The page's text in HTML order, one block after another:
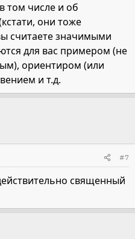
том числе и об
они тоже
считаете значимыми
для вас примером (не
ориентиром (или
и т.д.
#7
священный